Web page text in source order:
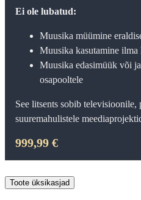
Ei ole lubatud:
Muusika müümine
Muusika kasutamine ilma
Muusika edasimüük või
osapooltele
See litsents sobib
suuremahulistele
999,99 €
Toote üksikasjad